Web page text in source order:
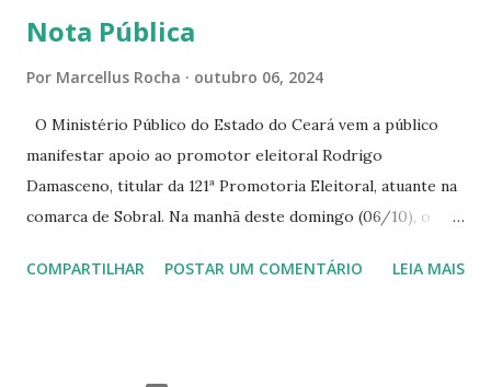
Nota Pública
Por Marcellus Rocha outubro 06, 2024
O Ministério Público do Estado do Ceará vem a público
manifestar apoio ao promotor eleitoral Rodrigo
Damasceno, titular da 121ª Promotoria Eleitoral, atuante na
comarca de Sobral. Na manhã deste domingo (06/10), o
integrava um grupo de apoiadores de um candidato a
COMPARTILHAR POSTAR UM COMENTÁRIO LEIA MAIS